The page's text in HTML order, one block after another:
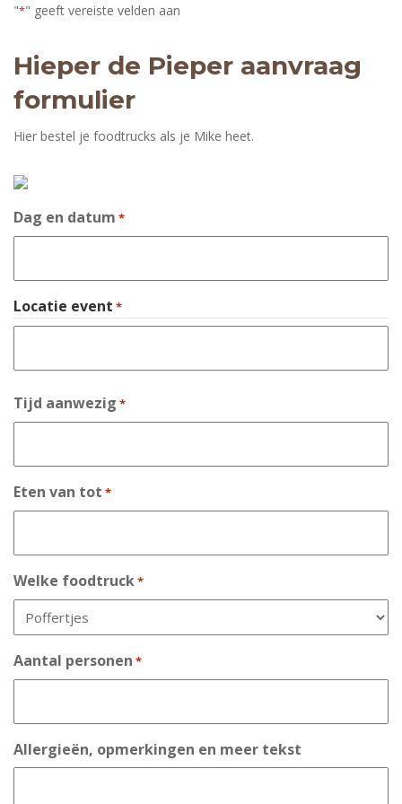
"*" geeft vereiste velden aan
Hieper de Pieper aanvraag
formulier
Hier bestel je foodtrucks als je Mike heet.
Dag en datum *
Locatie event *
of
compleet
Tijd aanwezig *
Eten van tot *
Welke foodtruck*
Aantal personen *
Allergieën, opmerkingen en meer tekst